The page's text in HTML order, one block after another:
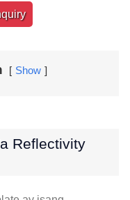
Show
Reflectivity